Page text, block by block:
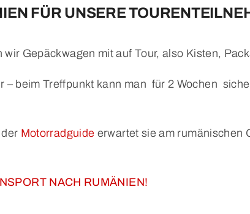
FÜR UNSERE
Gepäckwagen mit auf Tour, also Kisten,
– beim Treffpunkt kann man für 2 Wochen
Motorradguide erwartet sie am rumänischen
NACH RUMÄNIEN!